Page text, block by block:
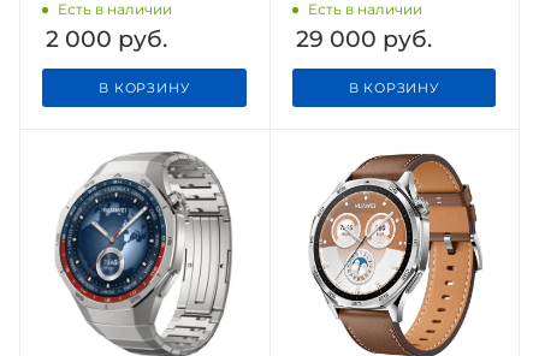
FE/A36/A56/A37/A57, с
черной рамкой
Есть в наличии
2 000 руб.
В КОРЗИНУ
Есть в наличии
29 000 руб.
В КОРЗИНУ